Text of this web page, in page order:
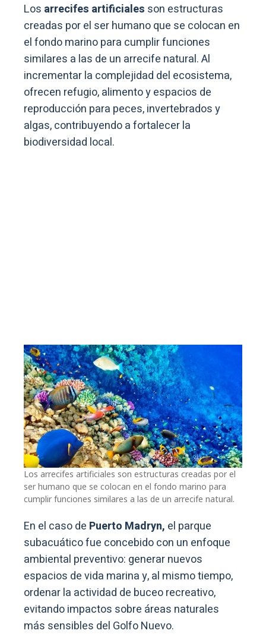
Los arrecifes artificiales son estructuras
creadas por el ser humano que se colocan en
el fondo marino para cumplir funciones
similares a las de un arrecife natural. Al
incrementar la complejidad del ecosistema,
ofrecen refugio, alimento y espacios de
reproducción para peces, invertebrados y
algas, contribuyendo a fortalecer la
biodiversidad local.
Los arrecifes artificiales son estructuras creadas por el
ser humano que se colocan en el fondo marino para
cumplir funciones similares a las de un arrecife natural.
En el caso de Puerto Madryn, el parque
subacuático fue concebido con un enfoque
ambiental preventivo: generar nuevos
espacios de vida marina y, al mismo tiempo,
ordenar la actividad de buceo recreativo,
evitando impactos sobre áreas naturales
más sensibles del Golfo Nuevo.